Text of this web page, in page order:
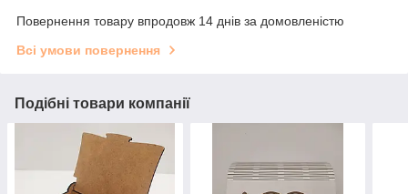
Повернення товару впродовж 14 днів за домовленістю
Всі умови повернення
Подібні товари компанії